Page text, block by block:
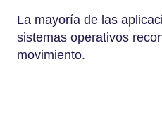
La mayoría de las
sistemas operativos
movimiento.